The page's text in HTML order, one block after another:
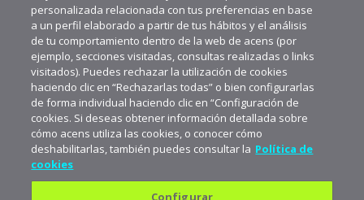
personalizada relacionada con tus preferencias en base
a un perfil elaborado a partir de tus hábitos y el análisis
de tu comportamiento dentro de la web de acens (por
ejemplo, secciones visitadas, consultas realizadas o links
visitados). Puedes rechazar la utilización de cookies
haciendo clic en “Rechazarlas todas” o bien configurarlas
de forma individual haciendo clic en “Configuración de
cookies. Si deseas obtener información detallada sobre
cómo acens utiliza las cookies, o conocer cómo
deshabilitarlas, también puedes consultar la Política de
cookies
Configurar